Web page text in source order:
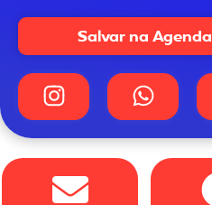
Salvar na Agenda